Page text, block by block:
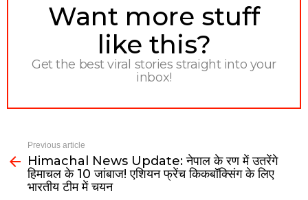
NEWSLETTER
Want more stuff
like this?
Get the best viral stories straight into your
inbox!
Previous article
Himachal News Update: नेपाल के रण में उतरेंगे
हिमाचल के 10 जांबाज! एशियन फ्रेंच किकबॉक्सिंग के लिए
भारतीय टीम में चयन